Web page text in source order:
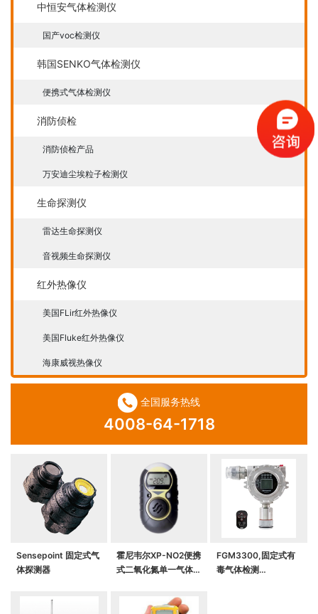
中恒安气体检测仪
国产voc检测仪
韩国SENKO气体检测仪
便携式气体检测仪
消防侦检
消防侦检产品
万安迪尘埃粒子检测仪
生命探测仪
雷达生命探测仪
音视频生命探测仪
红外热像仪
美国FLir红外热像仪
美国Fluke红外热像仪
海康威视热像仪
全国服务热线
4008-64-1718
Sensepoint 固定式气
体探测器
霍尼韦尔XP-NO2便携
式二氧化氮单一气体检
FGM3300,固定式有
毒气体检测